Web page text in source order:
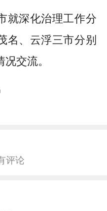
就深化治理工作分
名、云浮三市分别
交流。
评论